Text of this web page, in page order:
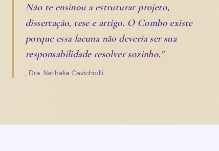
Não te ensinou a estruturar projeto,
dissertação, tese e artigo. O Combo existe
porque essa lacuna não deveria ser sua
responsabilidade resolver sozinho."
, Dra. Nathalia Cavichiolli